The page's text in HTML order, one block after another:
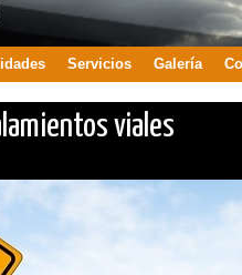
Servicios Galería
viales